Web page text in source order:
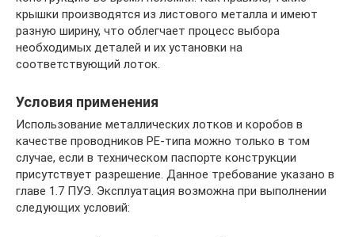
крышки производятся из листового металла и имеют
разную ширину, что облегчает процесс выбора
необходимых деталей и их установки на
соответствующий лоток.
Условия применения
Использование металлических лотков и коробов в
качестве проводников PE-типа можно только в том
случае, если в техническом паспорте конструкции
присутствует разрешение. Данное требование указано в
главе 1.7 ПУЭ. Эксплуатация возможна при выполнении
следующих условий: